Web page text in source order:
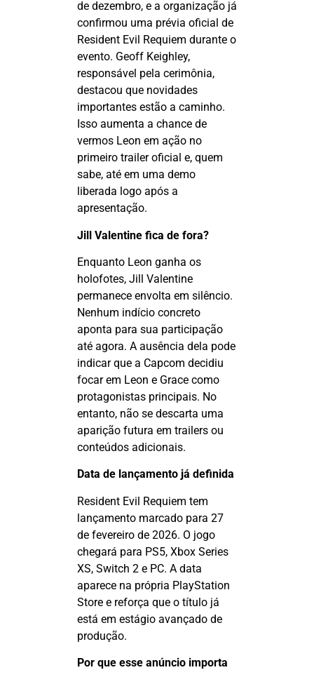
de dezembro, e a organização já
confirmou uma prévia oficial de
Resident Evil Requiem durante o
evento. Geoff Keighley,
responsável pela cerimônia,
destacou que novidades
importantes estão a caminho.
Isso aumenta a chance de
vermos Leon em ação no
primeiro trailer oficial e, quem
sabe, até em uma demo
liberada logo após a
apresentação.
Jill Valentine fica de fora?
Enquanto Leon ganha os
holofotes, Jill Valentine
permanece envolta em silêncio.
Nenhum indício concreto
aponta para sua participação
até agora. A ausência dela pode
indicar que a Capcom decidiu
focar em Leon e Grace como
protagonistas principais. No
entanto, não se descarta uma
aparição futura em trailers ou
conteúdos adicionais.
Data de lançamento já definida
Resident Evil Requiem tem
lançamento marcado para 27
de fevereiro de 2026. O jogo
chegará para PS5, Xbox Series
XS, Switch 2 e PC. A data
aparece na própria PlayStation
Store e reforça que o título já
está em estágio avançado de
produção.
Por que esse anúncio importa